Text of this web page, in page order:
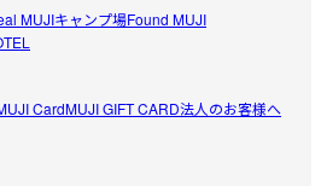
くかった。
かく設定できたら良い。
）
MUJIキャンプ場Found MUJI
CardMUJI GIFT CARD法人のお客様へ